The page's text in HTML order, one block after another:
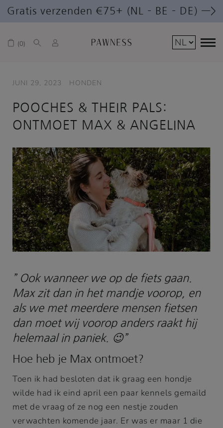
Gratis verzenden €75+ (NL – BE – DE) —>
0
JUNI 29, 2023 HONDEN
POOCHES & THEIR PALS:
ONTMOET MAX & ANGELINA
” Ook wanneer we op de fiets gaan.
Max zit dan in het mandje voorop, en
als we met meerdere mensen fietsen
dan moet wij voorop anders raakt hij
helemaal in paniek. 😉”
Hoe heb je Max ontmoet?
Toen ik had besloten dat ik graag een hondje
wilde had ik eind april een paar kennels gemaild
met de vraag of ze nog een nestje zouden
verwachten komende jaar. Er was er maar 1 die